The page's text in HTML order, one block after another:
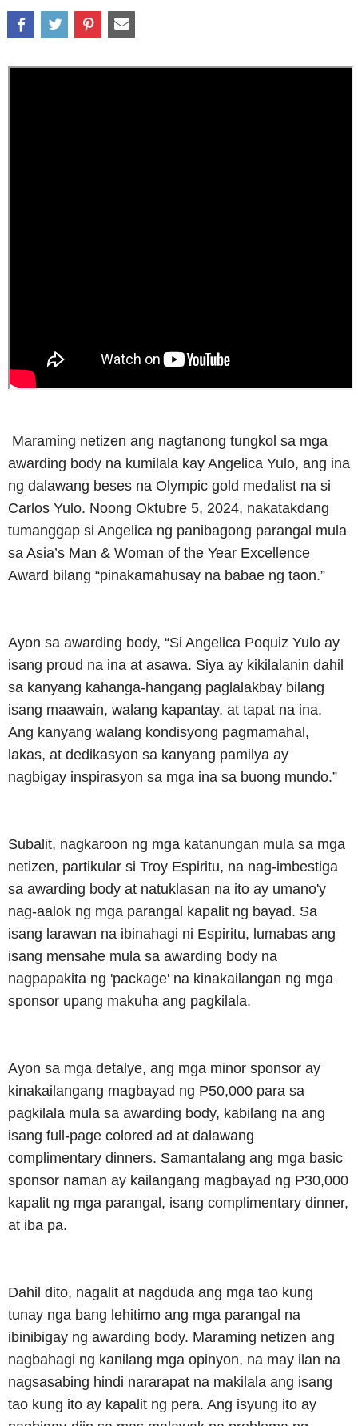
Maraming netizen ang nagtanong tungkol sa mga
awarding body na kumilala kay Angelica Yulo, ang ina
ng dalawang beses na Olympic gold medalist na si
Carlos Yulo. Noong Oktubre 5, 2024, nakatakdang
tumanggap si Angelica ng panibagong parangal mula
sa Asia’s Man & Woman of the Year Excellence
Award bilang “pinakamahusay na babae ng taon.”
Ayon sa awarding body, “Si Angelica Poquiz Yulo ay
isang proud na ina at asawa. Siya ay kikilalanin dahil
sa kanyang kahanga-hangang paglalakbay bilang
isang maawain, walang kapantay, at tapat na ina.
Ang kanyang walang kondisyong pagmamahal,
lakas, at dedikasyon sa kanyang pamilya ay
nagbigay inspirasyon sa mga ina sa buong mundo.”
Subalit, nagkaroon ng mga katanungan mula sa mga
netizen, partikular si Troy Espiritu, na nag-imbestiga
sa awarding body at natuklasan na ito ay umano'y
nag-aalok ng mga parangal kapalit ng bayad. Sa
isang larawan na ibinahagi ni Espiritu, lumabas ang
isang mensahe mula sa awarding body na
nagpapakita ng 'package' na kinakailangan ng mga
sponsor upang makuha ang pagkilala.
Ayon sa mga detalye, ang mga minor sponsor ay
kinakailangang magbayad ng P50,000 para sa
pagkilala mula sa awarding body, kabilang na ang
isang full-page colored ad at dalawang
complimentary dinners. Samantalang ang mga basic
sponsor naman ay kailangang magbayad ng P30,000
kapalit ng mga parangal, isang complimentary dinner,
at iba pa.
Dahil dito, nagalit at nagduda ang mga tao kung
tunay nga bang lehitimo ang mga parangal na
ibinibigay ng awarding body. Maraming netizen ang
nagbahagi ng kanilang mga opinyon, na may ilan na
nagsasabing hindi nararapat na makilala ang isang
tao kung ito ay kapalit ng pera. Ang isyung ito ay